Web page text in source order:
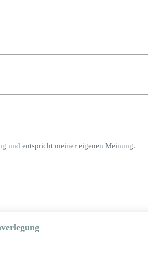
und entspricht meiner eigenen Meinung.